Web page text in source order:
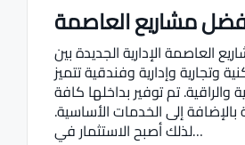
Real estate Estate ville
العاصمة الإدارية الجديدة بين
وتجارية وإدارية وفندقية تتميز
والراقية. تم توفير بداخلها كافة
بالإضافة إلى الخدمات الأساسية.
لذلك أصبح الاستثمار في…